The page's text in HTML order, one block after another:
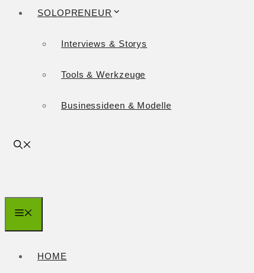
SOLOPRENEUR
Interviews & Storys
Tools & Werkzeuge
Businessideen & Modelle
HOME